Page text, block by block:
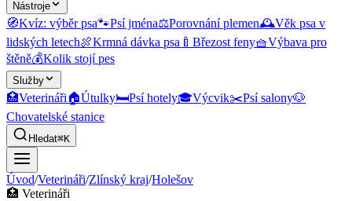
Nástroje
🧭Kvíz: výběr psa🐾Psí jména⚖️Porovnání plemen🕰️Věk psa v
lidských letech🍖Krmná dávka psa 🍼 Březost feny🧺Výbava pro
štěně💰Kolik stojí pes
Služby
🏥Veterináři🏠Útulky🛏️Psí hotely🎓Výcvik✂️Psí salony🐶
Chovatelské stanice
Hledat⌘K
Úvod/Veterináři/Zlínský kraj/Holešov
🏥 Veterináři